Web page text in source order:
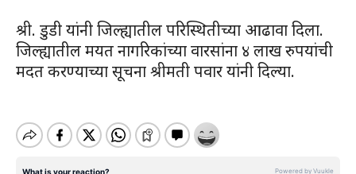
श्री. डुडी यांनी जिल्ह्यातील परिस्थितीच्या आढावा दिला.
जिल्ह्यातील मयत नागरिकांच्या वारसांना ४ लाख रुपयांची
मदत करण्याच्या सूचना श्रीमती पवार यांनी दिल्या.